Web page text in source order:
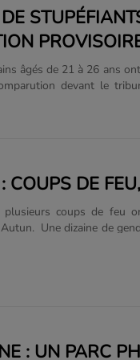
âgés de 21 à 26 ans
devant le
de Immo Wegmann sur
COUPS DE
plusieurs coups de feu
Une dizaine de
: UN PARC